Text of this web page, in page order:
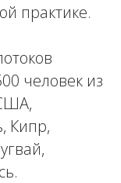
практике.
человек из
Кипр,